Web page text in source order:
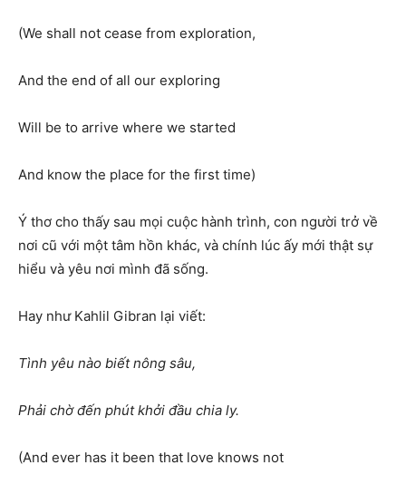
(We shall not cease from exploration,
And the end of all our exploring
Will be to arrive where we started
And know the place for the first time)
Ý thơ cho thấy sau mọi cuộc hành trình, con người trở về
nơi cũ với một tâm hồn khác, và chính lúc ấy mới thật sự
hiểu và yêu nơi mình đã sống.
Hay như Kahlil Gibran lại viết:
Tình yêu nào biết nông sâu,
Phải chờ đến phút khởi đầu chia ly.
(And ever has it been that love knows not